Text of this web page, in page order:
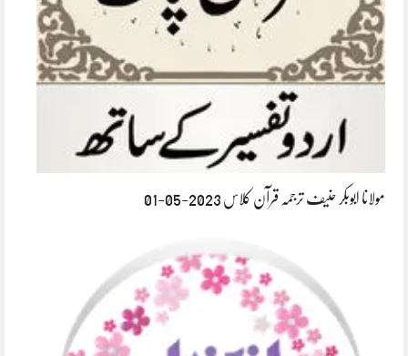
مولانا ابوبکر حنیف ترجمہ قرآن کلاس 2023-05-01